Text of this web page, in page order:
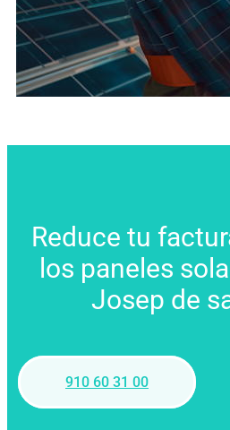
Reduce tu
los paneles
Josep de
910 60 31 00